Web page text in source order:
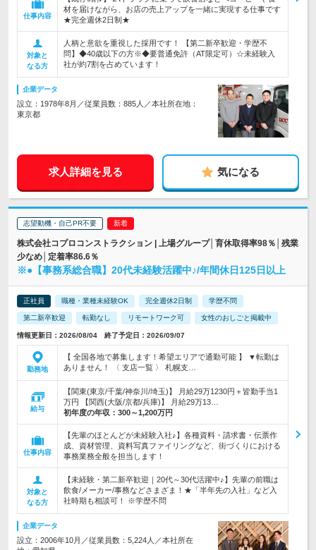
仕事内容
材を届けながら、お店の売上アップを一緒に実現する仕事です
★完全週休2日制★
対象と
なる方
人柄と意欲を重視した採用です！ 【第二新卒歓迎・学歴不
問】◆40歳以下の方※◆要普通免許（AT限定可）☆未経験入
社が約7割を占めています！
企業データ
設立：1978年8月／従業員数：885人／本社所在地：
東京都
求人詳細を見る 気になる
志望動機・自己PR不要
株式会社コプロコンストラクション | 上場グループ│育休取得率98％│残業
少なめ│定着率86.6％
※●【事務系総合職】20代未経験活躍中♪/年間休日125日以上
正社員 職種・業種未経験OK 完全週休2日制 学歴不問
第二新卒歓迎 転勤なし リモートワーク可 女性のおしごと掲載中
情報更新日：2026/08/04 終了予定日：2026/09/07
勤務地
【 全国各地で募集します！希望エリアで通勤可能 】 ▼転勤は
ありません！ 〈 支店一覧 〉 札幌支…
給与
【関東(東京/千葉/神奈川/埼玉)】 月給29万1230円＋皆勤手当1
万円 【関西(大阪/京都/兵庫)】 月給29万13…
初年度の年収： 300～1,200万円
仕事内容
【先輩のほとんどが未経験入社♪】各種資料・請求書・伝票作
成、資材管理、資料写真ファイリングなど、街づくりにおける
事務業務全般を担当します！
対象と
なる方
【未経験・第二新卒歓迎｜20代～30代活躍中♪】先輩の前職は
飲食/メーカー/事務などさまざま！★「半年先の入社」など入
社時期も相談可！ ※学歴不問
企業データ
設立：2006年10月／従業員数：5,224人／本社所在